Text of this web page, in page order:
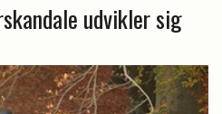
udvikler sig